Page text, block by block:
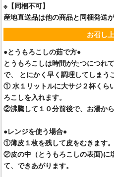
※【同梱不可】
産地直送品は他の商品と同梱発送が
お召し
●とうもろこしの茹で方●
とうもろこしは時間がたつにつれ
で、 とにかく早く調理してしまう
① 水１リットルに大サジ２杯くら
ろこしを入れます。
②沸騰して１０分前後で、お湯から
●レンジを使う場合●
①薄皮１枚を残して皮をむきます。
②皮の中（とうもろこしの表面)に
て、できあがります。